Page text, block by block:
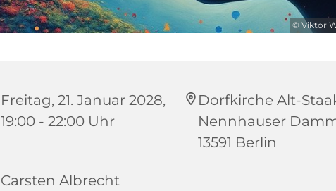
© Viktor
Freitag, 21. Januar 2028,
19:00 - 22:00 Uhr
Dorfkirche Alt-
Nennhauser
13591 Berlin
Carsten Albrecht